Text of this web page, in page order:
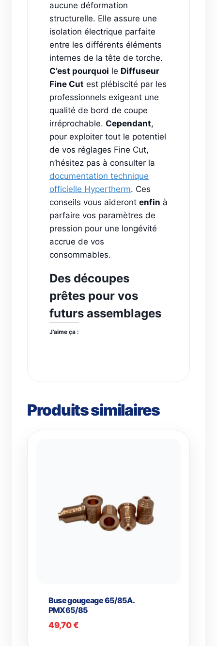
aucune déformation
structurelle. Elle assure une
isolation électrique parfaite
entre les différents éléments
internes de la tête de torche.
C’est pourquoi le Diffuseur
Fine Cut est plébiscité par les
professionnels exigeant une
qualité de bord de coupe
irréprochable. Cependant,
pour exploiter tout le potentiel
de vos réglages Fine Cut,
n’hésitez pas à consulter la
documentation technique
officielle Hypertherm. Ces
conseils vous aideront enfin à
parfaire vos paramètres de
pression pour une longévité
accrue de vos
consommables.
Des découpes
prêtes pour vos
futurs assemblages
J’aime ça :
Produits similaires
Buse gougeage 65/85A.
PMX65/85
49,70€